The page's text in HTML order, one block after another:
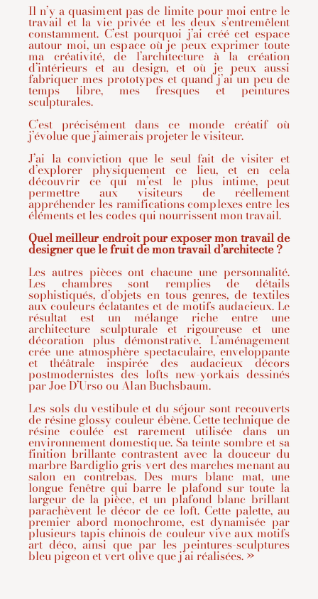
Il n’y a quasiment pas de limite pour moi entre le
travail et la vie privée et les deux s’entremêlent
constamment. C’est pourquoi j’ai créé cet espace
autour moi, un espace où je peux exprimer toute
ma créativité, de l’architecture à la création
d’intérieurs et au design, et où je peux aussi
fabriquer mes prototypes et quand j’ai un peu de
temps libre, mes fresques et peintures
sculpturales.
C’est précisément dans ce monde créatif où
j’évolue que j’aimerais projeter le visiteur.
J’ai la conviction que le seul fait de visiter et
d’explorer physiquement ce lieu, et en cela
découvrir ce qui m’est le plus intime, peut
permettre aux visiteurs de réellement
appréhender les ramifications complexes entre les
éléments et les codes qui nourrissent mon travail.
Quel meilleur endroit pour exposer mon travail de
designer que le fruit de mon travail d’architecte ?
Les autres pièces ont chacune une personnalité.
Les chambres sont remplies de détails
sophistiqués, d’objets en tous genres, de textiles
aux couleurs éclatantes et de motifs audacieux. Le
résultat est un mélange riche entre une
architecture sculpturale et rigoureuse et une
décoration plus démonstrative. L’aménagement
crée une atmosphère spectaculaire, enveloppante
et théâtrale inspirée des audacieux décors
postmodernistes des lofts new-yorkais dessinés
par Joe D’Urso ou Alan Buchsbaum.
Les sols du vestibule et du séjour sont recouverts
de résine glossy couleur ébène. Cette technique de
résine coulée est rarement utilisée dans un
environnement domestique. Sa teinte sombre et sa
finition brillante contrastent avec la douceur du
marbre Bardiglio gris-vert des marches menant au
salon en contrebas. Des murs blanc mat, une
longue fenêtre qui barre le plafond sur toute la
largeur de la pièce, et un plafond blanc brillant
parachèvent le décor de ce loft. Cette palette, au
premier abord monochrome, est dynamisée par
plusieurs tapis chinois de couleur vive aux motifs
art déco, ainsi que par les peintures-sculptures
bleu pigeon et vert olive que j’ai réalisées. »